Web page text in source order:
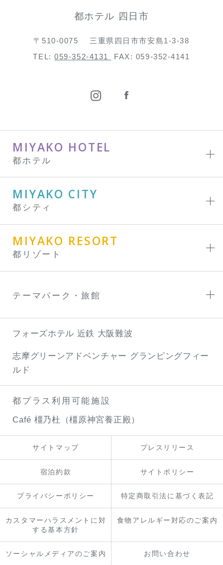
都ホテル 四日市
〒510-0075
三重県四日市市安島1-3-38
TEL:059-352-4131 FAX: 059-352-4141
MIYAKO HOTEL
都ホテル
MIYAKO CITY
都シティ
MIYAKO RESORT
都リゾート
テーマパーク・旅館
フォーズホテル 近鉄 大阪難波
志摩グリーンアドベンチャー グランピングフィー
ルド
都プラス利用可能施設
Café 橿乃杜（橿原神宮養正殿）
サイトマップ プレスリリース
宿泊約款 サイトポリシー
プライバシーポリシー 特定商取引法に基づく表記
カスタマーハラスメントに対
する基本方針
食物アレルギー対応のご案内
ソーシャルメディアのご案内 お問い合わせ